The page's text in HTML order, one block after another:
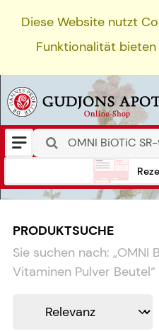
Diese Website nutzt
Funktionalität bieten
PRODUKTSUCHE
Sie suchen nach: „OMNI
Vitaminen Pulver Beutel“